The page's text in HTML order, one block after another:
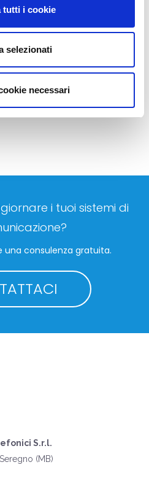
tutti i cookie
selezionati
necessari
i tuoi sistemi di
consulenza gratuita.
S.r.l.
(MB)